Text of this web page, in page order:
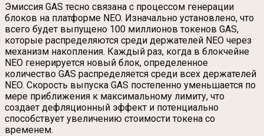
Эмиссия GAS тесно связана с процессом генерации
блоков на платформе NEO. Изначально установлено, что
всего будет выпущено 100 миллионов токенов GAS,
которые распределяются среди держателей NEO через
механизм накопления. Каждый раз, когда в блокчейне
NEO генерируется новый блок, определенное
количество GAS распределяется среди всех держателей
NEO. Скорость выпуска GAS постепенно уменьшается по
мере приближения к максимальному лимиту, что
создает дефляционный эффект и потенциально
способствует увеличению стоимости токена со
временем.